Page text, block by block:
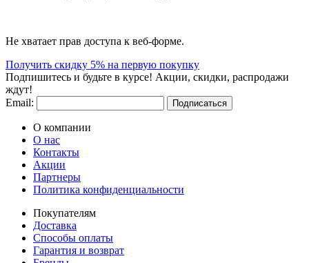
Не хватает прав доступа к веб-форме.
Получить скидку 5% на первую покупку
Подпишитесь и будьте в курсе! Акции, скидки, распродажи
ждут!
Email:
Подписаться
О компании
О нас
Контакты
Акции
Партнеры
Политика конфиденциальности
Покупателям
Доставка
Способы оплаты
Гарантия и возврат